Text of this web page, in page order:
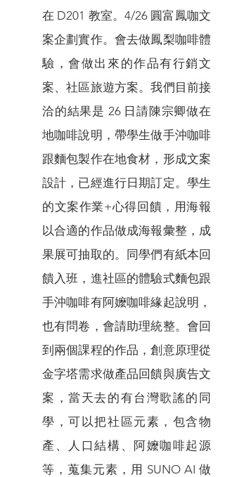
在 D201 教室。4/26 圓富鳳咖文
案企劃實作。會去做鳳梨咖啡體
驗，會做出來的作品有行銷文
案、社區旅遊方案。我們目前接
洽的結果是 26 日請陳宗卿做在
地咖啡說明，帶學生做手沖咖啡
跟麵包製作在地食材，形成文案
設計，已經進行日期訂定。學生
的文案作業+心得回饋，用海報
以合適的作品做成海報彙整，成
果展可抽取的。同學們有紙本回
饋入班，進社區的體驗式麵包跟
手沖咖啡有阿嬤咖啡緣起說明，
也有問卷，會請助理統整。會回
到兩個課程的作品，創意原理從
金字塔需求做產品回饋與廣告文
案，當天去的有台灣歌謠的同
學，可以把社區元素，包含物
產、人口結構、阿嬤咖啡起源
等，蒐集元素，用 SUNO AI 做